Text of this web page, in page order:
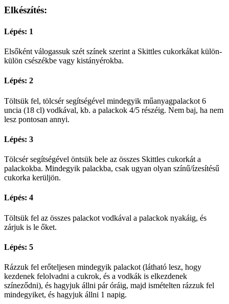
Elkészítés:
Lépés: 1
Elsőként válogassuk szét színek szerint a Skittles cukorkákat külön-
külön csészékbe vagy kistányérokba.
Lépés: 2
Töltsük fel, tölcsér segítségével mindegyik műanyagpalackot 6
uncia (18 cl) vodkával, kb. a palackok 4/5 részéig. Nem baj, ha nem
lesz pontosan annyi.
Lépés: 3
Tölcsér segítségével öntsük bele az összes Skittles cukorkát a
palackokba. Mindegyik palackba, csak ugyan olyan színű/ízesítésű
cukorka kerüljön.
Lépés: 4
Töltsük fel az összes palackot vodkával a palackok nyakáig, és
zárjuk is le őket.
Lépés: 5
Rázzuk fel erőteljesen mindegyik palackot (látható lesz, hogy
kezdenek felolvadni a cukrok, és a vodkák is elkezdenek
színeződni), és hagyjuk állni pár óráig, majd ismételten rázzuk fel
mindegyiket, és hagyjuk állni 1 napig.